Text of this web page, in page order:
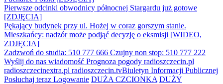
Pierwsze odcinki obwodnicy północnej Stargardu już gotowe
[ZDJĘCIA]
Pękający budynek przy ul. Hożej w coraz gorszym stanie.
Mieszkańcy: nadzór może podjąć decyzję o eksmisji [WIDEO,
ZDJĘCIA]
Zadzwoń do studia: 510 777 666 Czujny non stop: 510 777 222
Wyślij do nas wiadomość Prognoza pogody radioszczecin.pl
radioszczecinextra.pl radioszczecin.tvBiuletyn Informacji Publicznej
Posłuchaj teraz Logowanie DUŻA CZCIONKA DUŻY